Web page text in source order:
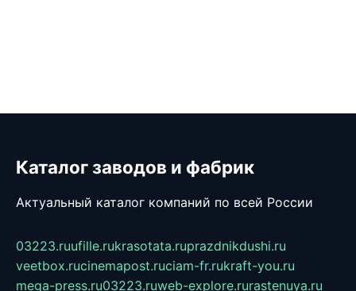
Каталог заводов и фабрик
Актуальный каталог компаний по всей России
03223.ruufille.rukrasotata.ruprazdnikdushi.ru
veetbox.rucinemapost.ruciam-fr.rukraft-you.ru
mega-press.ru03223.ruweb-explore.rurastenuya.ru